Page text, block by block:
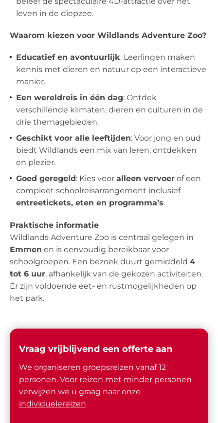
leven in de diepzee.
Waarom kiezen voor Wildlands Adventure Zoo?
Educatief en avontuurlijk: Leerlingen maken
kennis met dieren en natuur op een interactieve
manier.
Een wereldreis in één dag: Ontdek
verschillende klimaten, dieren en culturen in de
drie themagebieden.
Geschikt voor alle leeftijden: Voor jong en oud
biedt Wildlands een mix van leren, ontdekken
en plezier.
Goed geregeld : Kies vooralleen vervoer of een
compleet schoolreisarrangement inclusief
entreetickets, eten en programma’s.
Praktische informatie
Wildlands Adventure Zoo is centraal gelegen in
Emmen en is eenvoudig bereikbaar voor
schoolgroepen. Een bezoek duurt gemiddeld4
tot 6 uur, afhankelijk van de gekozen activiteiten.
Er zijn voldoende eet- en rustmogelijkheden op
het park.
Vraag vrijblijvend een offerte aan
We organiseren groepsreizen vanaf 12
personen. Voor reizen met minder personen
verwijzen we u graag naar onze
individuelereizen